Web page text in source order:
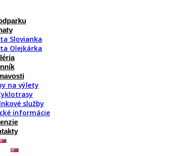
Slovianka
Olejkárka
na výlety
služby
informácie
pár minút od Snowlandu. Vyberte sa hore k hotelu a...